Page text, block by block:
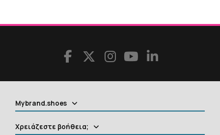
Mybrand.shoes
Χρειάζεστε βοήθεια;